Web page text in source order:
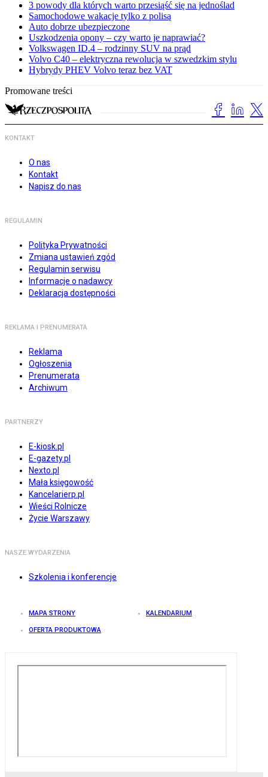
3 powody dla których warto przesiąść się na jednoślad
Samochodowe wakacje tylko z polisą
Auto dobrze ubezpieczone
Uszkodzenia opony – czy warto je naprawiać?
Volkswagen ID.4 – rodzinny SUV na prąd
Volvo C40 – elektryczna rewolucja w szwedzkim stylu
Hybrydy PHEV Volvo teraz bez VAT
Promowane treści
KONTAKT
O nas
Kontakt
Napisz do nas
REGULAMIN
Polityka Prywatności
Zmiana ustawień zgód
Regulamin serwisu
Informacje o nadawcy
Deklaracja dostępności
REKLAMA I PRENUMERATA
Reklama
Ogłoszenia
Prenumerata
Archiwum
PARTNERZY
E-kiosk.pl
E-gazety.pl
Nexto.pl
Mała księgowość
Kancelarierp.pl
Wieści Rolnicze
Życie Warszawy
NASZE WYDARZENIA
Szkolenia i konferencje
MAPA STRONY KALENDARIUM
OFERTA PRODUKTOWA